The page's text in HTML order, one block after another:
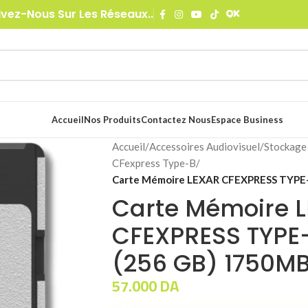
Nous Sur Les Réseaux..
AccueilNos ProduitsContactez NousEspace Business
Accueil/Accessoires Audiovisuel/
CFexpress Type-B/
Carte Mémoire LEXAR CFEXPRESS
Carte Mémoire
CFEXPRESS
(256 GB)
57.000DA